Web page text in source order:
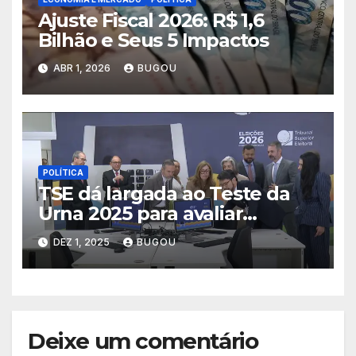
Ajuste Fiscal 2026: R$ 1,6
Bilhão e Seus 5 Impactos
ABR 1, 2026 BUGOU
POLÍTICA
TSE dá largada ao Teste da
Urna 2025 para avaliar
segurança dos equipamentos
que serão usados nas
eleições de 2026
DEZ 1, 2025 BUGOU
Deixe um comentário